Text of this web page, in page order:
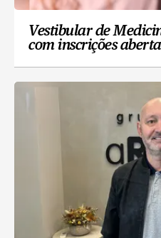
Vestibular de
com inscrições